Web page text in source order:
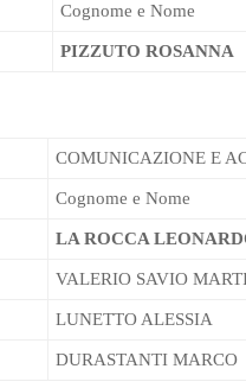
Cognome e Nome
PIZZUTO ROSANNA
COMUNICAZIONE E
Cognome e Nome
LA ROCCA
VALERIO SAVIO
LUNETTO ALESSIA
DURASTANTI MARCO